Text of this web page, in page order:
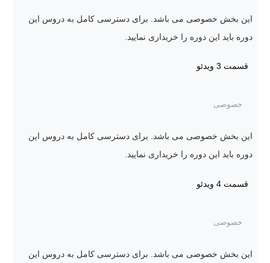
این بخش خصوصی می باشد. برای دسترسی کامل به دروس این
دوره باید این دوره را خریداری نمایید.
قسمت 3 ویدئو
خصوصی
این بخش خصوصی می باشد. برای دسترسی کامل به دروس این
دوره باید این دوره را خریداری نمایید.
قسمت 4 ویدئو
خصوصی
این بخش خصوصی می باشد. برای دسترسی کامل به دروس این